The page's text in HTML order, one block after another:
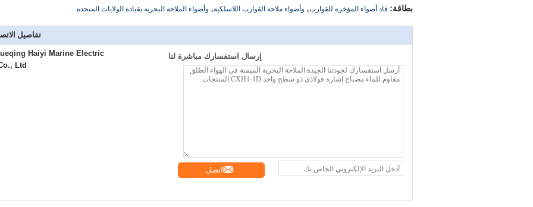
بطاقة: قاد أضواء المؤخرة للقوارب, وأضواء ملاحة القوارب اللاسلكية, وأضواء الملاحة البحرية بقيادة الولايات المتحدة
تفاصيل
Haiyi Marine Electric
Ltd.
إرسال استفسارك مباشرة لنا
اتصل